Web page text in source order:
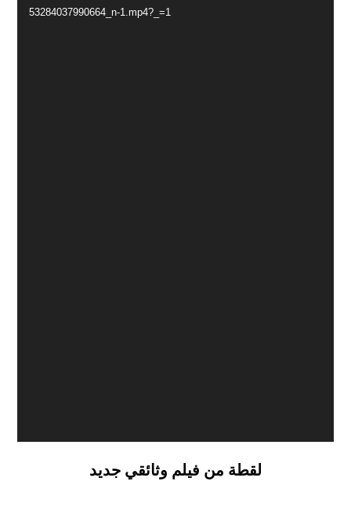
53284037990664_n-1.mp4?_=1
لقطة من فيلم وثائقي جديد